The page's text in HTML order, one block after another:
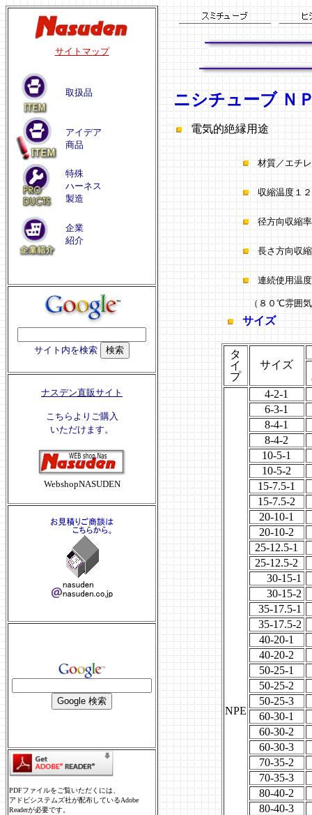
サイトマップ
取扱品
アイデア
商品
特殊
ハーネス
製造
企業
紹介
サイト内を検索
ナスデン直販サイト
こちらよりご購入
いただけます。
WebshopNASUDEN
PDFファイルをご覧いただくには、
アドビシステムズ社が配布しているAdobe
Readerが必要です。
ニシチューブ Ｎ
電気的絶縁用途
材質／エチ
収縮温度１
径方向収縮
長さ方向収
連続使用温
（８０℃雰囲気
サイズ
タ
イ
プ
サイズ
NPE
4-2-1
6-3-1
8-4-1
8-4-2
10-5-1
10-5-2
15-7.5-1
15-7.5-2
20-10-1
20-10-2
25-12.5-1
25-12.5-2
30-15-1
30-15-2
35-17.5-1
35-17.5-2
40-20-1
40-20-2
50-25-1
50-25-2
50-25-3
60-30-1
60-30-2
60-30-3
70-35-2
70-35-3
80-40-2
80-40-3